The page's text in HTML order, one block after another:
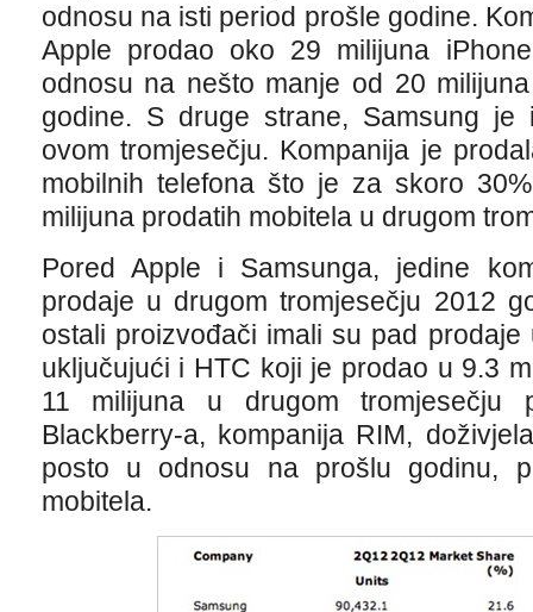
odnosu na isti period prošle godine.
Apple prodao oko 29 milijuna
odnosu na nešto manje od 20
godine. S druge strane, Samsung je
ovom tromjesečju. Kompanija je
mobilnih telefona što je za skoro
milijuna prodatih mobitela u drugom
Pored Apple i Samsunga, jedine
prodaje u drugom tromjesečju 2012
ostali proizvođači imali su pad
uključujući i HTC koji je prodao u 9.3
11 milijuna u drugom tromjesečju
Blackberry-a, kompanija RIM,
posto u odnosu na prošlu godinu,
mobitela.